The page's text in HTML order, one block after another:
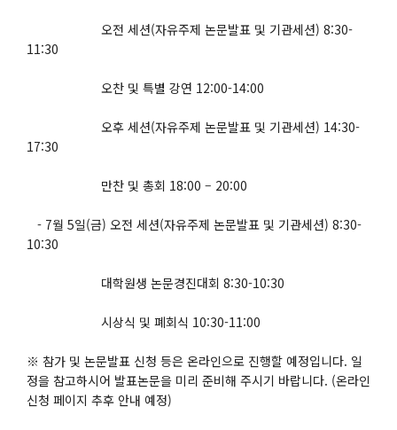
오전 세션(자유주제 논문발표 및 기관세션) 8:30-
11:30
오찬 및 특별 강연 12:00-14:00
오후 세션(자유주제 논문발표 및 기관세션) 14:30-
17:30
만찬 및 총회 18:00 – 20:00
- 7월 5일(금) 오전 세션(자유주제 논문발표 및 기관세션) 8:30-
10:30
대학원생 논문경진대회 8:30-10:30
시상식 및 폐회식 10:30-11:00
※ 참가 및 논문발표 신청 등은 온라인으로 진행할 예정입니다. 일
정을 참고하시어 발표논문을 미리 준비해 주시기 바랍니다. (온라인
신청 페이지 추후 안내 예정)